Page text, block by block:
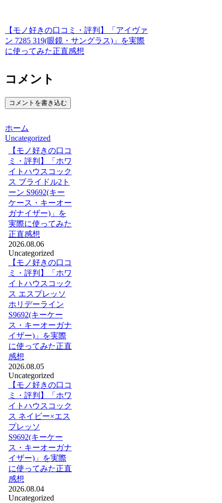
【モノ好きの口コミ・評判】「アイヴァ
ン 7285 319(眼鏡・サングラス)」を実際
に使ってみた正直感想
コメント
コメントを書き込む
ホーム
Uncategorized
【モノ好きの口コ
ミ・評判】「ホワ
イトハウスコック
ス ブライドル2ト
ーン S9692(キー
ケース・キーオー
ガナイザー)」を
実際に使ってみた
正直感想
2026.08.06
Uncategorized
【モノ好きの口コ
ミ・評判】「ホワ
イトハウスコック
ス エスプレッソ
ホリデーライン
S9692(キーケー
ス・キーオーガナ
イザー)」を実際
に使ってみた正直
感想
2026.08.05
Uncategorized
【モノ好きの口コ
ミ・評判】「ホワ
イトハウスコック
ス ネイビー×エス
プレッソ
S9692(キーケー
ス・キーオーガナ
イザー)」を実際
に使ってみた正直
感想
2026.08.04
Uncategorized